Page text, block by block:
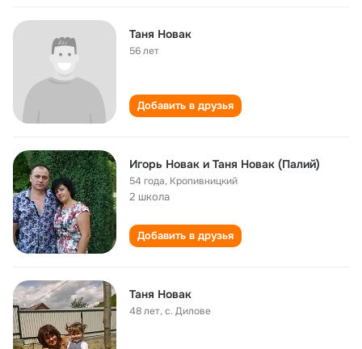
Таня Новак
56 лет
Добавить в друзья
Игорь Новак и Таня Новак (Палий)
54 года, Кропивницкий
2 школа
Добавить в друзья
Таня Новак
48 лет,с. Дилове